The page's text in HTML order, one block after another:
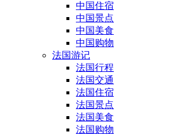
中国住宿
中国景点
中国美食
中国购物
法国游记
法国行程
法国交通
法国住宿
法国景点
法国美食
法国购物